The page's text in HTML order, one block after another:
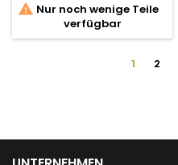
 Nur noch wenige Teile
verfügbar
1 2